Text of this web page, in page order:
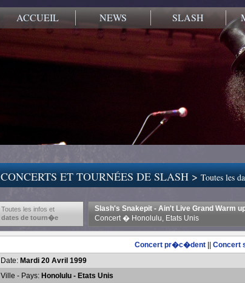
ACCUEIL NEWS SLASH
CONCERTS ET TOURNÉES DE SLASH >Toutes les
Toutes les infos et
dates de tourn�e
Slash's Snakepit - Ain't Live Grand Warm
Concert � Honolulu, Etats Unis
Concert pr�c�dent
Concert
Date: Mardi 20 Avril 1999
Ville - Pays: Honolulu - Etats Unis